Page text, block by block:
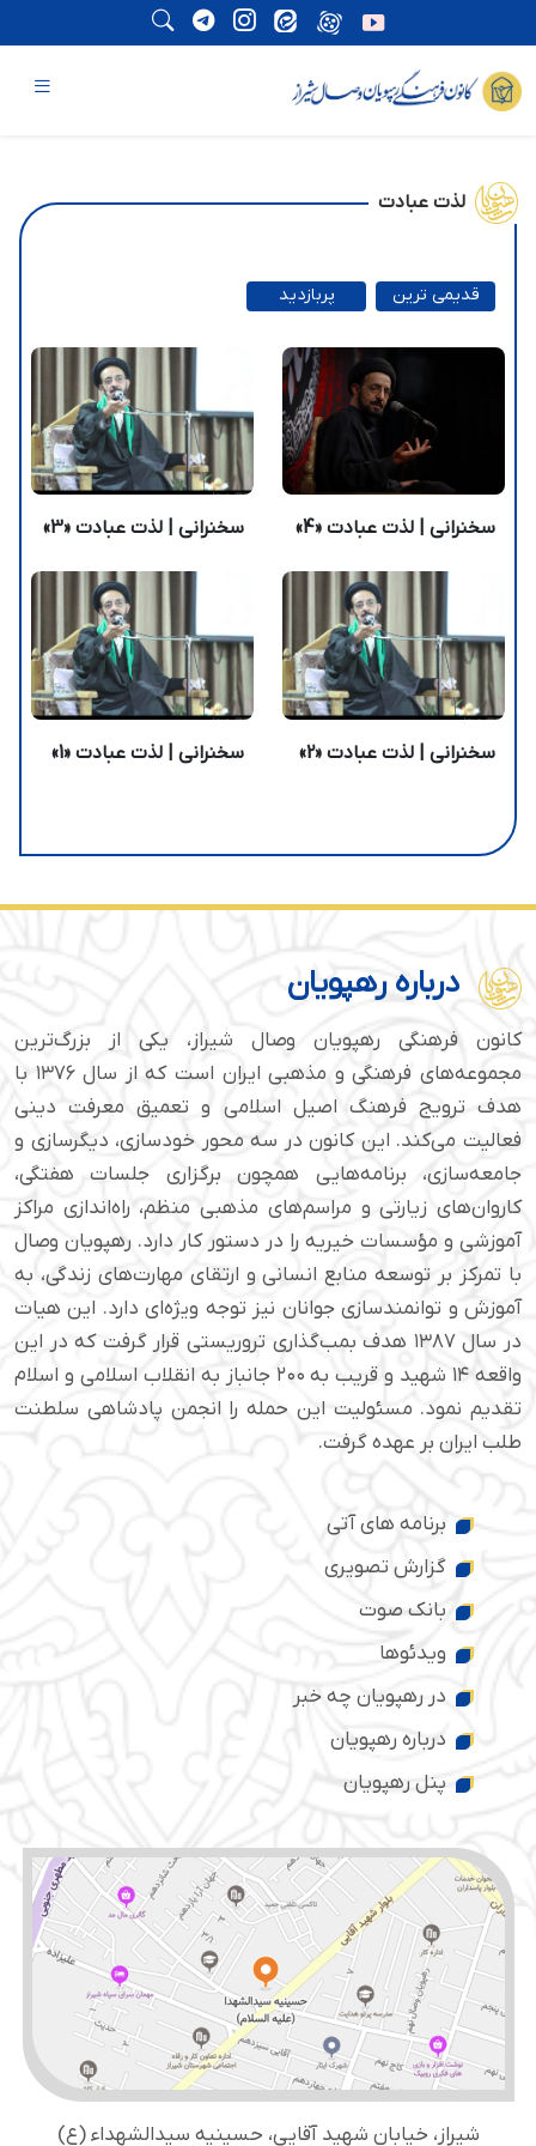
لذت عبادت
پربازدید
قدیمی ترین
سخنرانی | لذت عبادت «4» سخنرانی | لذت عبادت «3»
سخنرانی | لذت عبادت «2» سخنرانی | لذت عبادت «1»
درباره رهپویان
کانون فرهنگی رهپویان وصال شیراز، یکی از بزرگ‌ترین
مجموعه‌های فرهنگی و مذهبی ایران است که از سال ۱۳۷۶ با
هدف ترویج فرهنگ اصیل اسلامی و تعمیق معرفت دینی
فعالیت می‌کند. این کانون در سه محور خودسازی، دیگرسازی و
جامعه‌سازی، برنامه‌هایی همچون برگزاری جلسات هفتگی،
کاروان‌های زیارتی و مراسم‌های مذهبی منظم، راه‌اندازی مراکز
آموزشی و مؤسسات خیریه را در دستور کار دارد. رهپویان وصال
با تمرکز بر توسعه منابع انسانی و ارتقای مهارت‌های زندگی، به
آموزش و توانمندسازی جوانان نیز توجه ویژه‌ای دارد. این هیات
در سال ۱۳۸۷ هدف بمب‌گذاری تروریستی قرار گرفت که در این
واقعه ۱۴ شهید و قریب به ۲۰۰ جانباز به انقلاب اسلامی و اسلام
تقدیم نمود. مسئولیت این حمله را انجمن پادشاهی سلطنت
طلب ایران بر عهده گرفت.
برنامه های آتی
گزارش تصویری
بانک صوت
ویدئوها
در رهپویان چه خبر
درباره رهپویان
پنل رهپویان
شیراز، خیابان شهید آقایی، حسینیه سید‌الشهداء (ع)